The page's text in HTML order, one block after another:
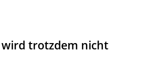
wird trotzdem nicht